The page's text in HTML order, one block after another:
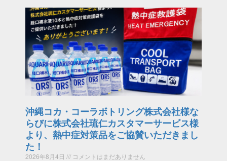
沖縄コカ・コーラボトリング株式会社様な
らびに株式会社琉仁カスタマーサービス様
より、熱中症対策品をご協賛いただきまし
た！
2026年8月4日 コメントはまだありません